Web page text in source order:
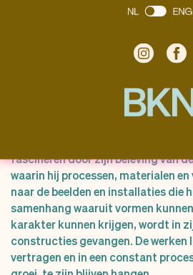
fascineren door zijn beleving van
waarin hij processen, materialen
naar de beelden en installaties die
samenhang waaruit vormen
karakter kunnen krijgen, wordt in
constructies gevangen. De werken
vertragen en in een constant